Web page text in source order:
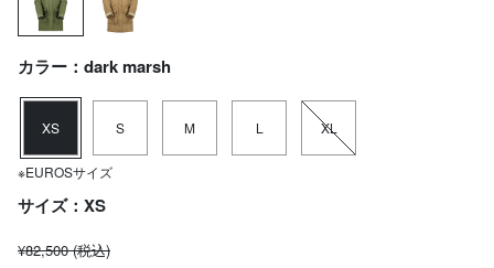
カラー：dark marsh
XS S M L XL
※EUROSサイズ
サイズ：XS
¥82,500(税込)